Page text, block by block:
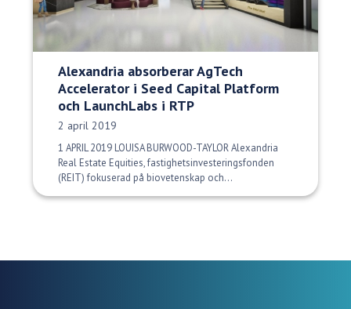
Alexandria absorberar AgTech
Accelerator i Seed Capital Platform
och LaunchLabs i RTP
Publiceringsdatum:
2 april 2019
1 APRIL 2019 LOUISA BURWOOD-TAYLOR Alexandria
Real Estate Equities, fastighetsinvesteringsfonden
(REIT) fokuserad på biovetenskap och...